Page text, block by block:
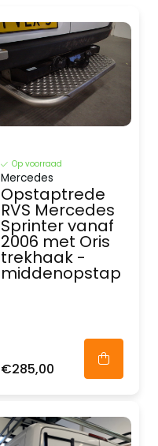
Op voorraad
Mercedes
Opstaptrede
RVS Mercedes
Sprinter vanaf
2006 met Oris
trekhaak -
middenopstap
€285,00